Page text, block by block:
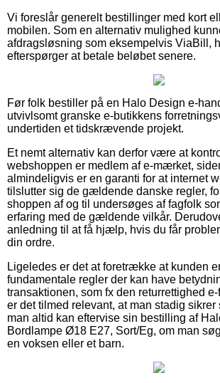
Vi foreslår generelt bestillinger med kort
mobilen. Som en alternativ mulighed
afdragsløsning som eksempelvis ViaBill,
efterspørger at betale beløbet senere.
Før folk bestiller på en Halo Design e-
utvivlsomt granske e-butikkens
undertiden et tidskrævende projekt.
Et nemt alternativ kan derfor være at
webshoppen er medlem af e-mærket,
almindeligvis er en garanti for at internet
tilslutter sig de gældende danske regler,
shoppen af og til undersøges af fagfolk
erfaring med de gældende vilkår.
anledning til at få hjælp, hvis du får
din ordre.
Ligeledes er det at foretrække at kunden
fundamentale regler der kan have
transaktionen, som fx den returrettighed
er det tilmed relevant, at man stadig sikrer
man altid kan eftervise sin bestilling af
Bordlampe Ø18 E27, Sort/Eg, om man
en voksen eller et barn.